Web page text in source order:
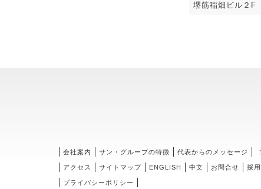
堺筋稲畑ビル２F
会社案内 サン・グループの特徴 代表からのメッセージ
アクセス サイトマップ ENGLISH 中文 お問合せ 採
プライバシーポリシー